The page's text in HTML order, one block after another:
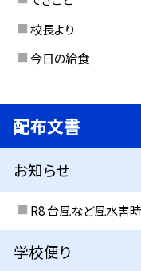
校長より
今日の給食
配布文書
お知らせ
R8 台風など風水害
学校便り